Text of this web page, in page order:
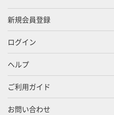
新規会員登録
ログイン
ヘルプ
ご利用ガイド
お問い合わせ